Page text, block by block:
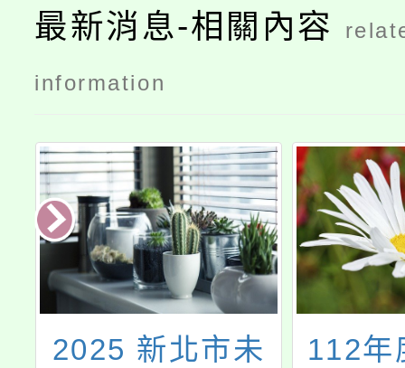
最新消息-相關內容
information
2025 新北市未
112年